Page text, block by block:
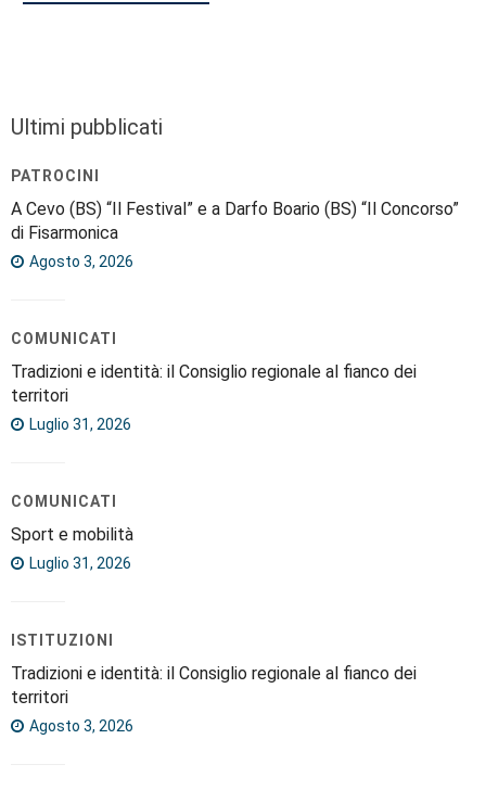
Ultimi pubblicati
PATROCINI
A Cevo (BS) “Il Festival” e a Darfo Boario (BS) “Il Concorso”
di Fisarmonica
Agosto 3, 2026
COMUNICATI
Tradizioni e identità: il Consiglio regionale al fianco dei
territori
Luglio 31, 2026
COMUNICATI
Sport e mobilità
Luglio 31, 2026
ISTITUZIONI
Tradizioni e identità: il Consiglio regionale al fianco dei
territori
Agosto 3, 2026